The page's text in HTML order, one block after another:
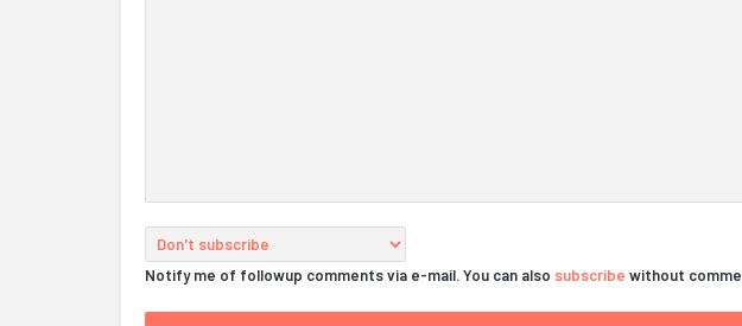
Notify me of followup comments via e-mail. You can also subscribe without